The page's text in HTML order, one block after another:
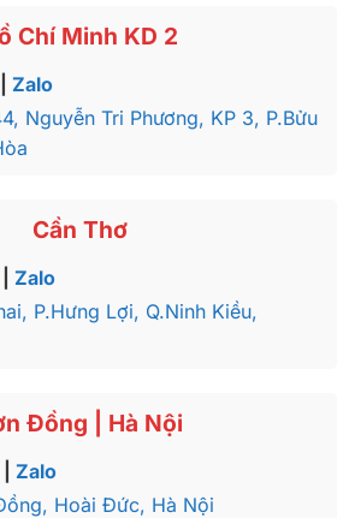
Chí Minh KD 2
Zalo
Nguyễn Tri Phương, KP 3, P.Bửu
Cần Thơ
Zalo
P.Hưng Lợi, Q.Ninh Kiều,
Đồng | Hà Nội
Zalo
Hoài Đức, Hà Nội